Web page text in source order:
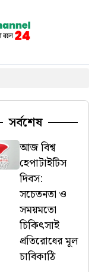
সর্বশেষ
আজ বিশ্ব
হেপাটাইটিস
দিবস:
সচেতনতা ও
সময়মতো
চিকিৎসাই
প্রতিরোধের মূল
চাবিকাঠি